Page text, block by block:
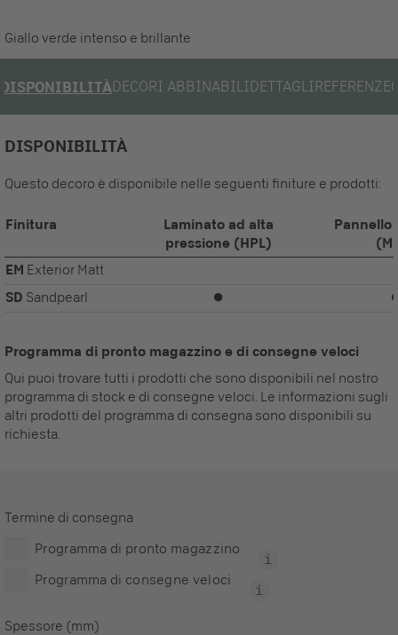
Giallo verde intenso e brillante
DISPONIBILITÀDECORI ABBINABILIDETTAGLIREFERENZE
DISPONIBILITÀ
Questo decoro è disponibile nelle seguenti finiture e prodotti:
Finitura
Laminato ad alta
pressione (HPL)
Pannello
EM Exterior Matt
SD Sandpearl ⏺
Programma di pronto magazzino e di consegne veloci
Qui puoi trovare tutti i prodotti che sono disponibili nel nostro
programma di stock e di consegne veloci. Le informazioni sugli
altri prodotti del programma di consegna sono disponibili su
richiesta.
Termine di consegna
Programma di pronto magazzino
Programma di consegne veloci
Spessore (mm)